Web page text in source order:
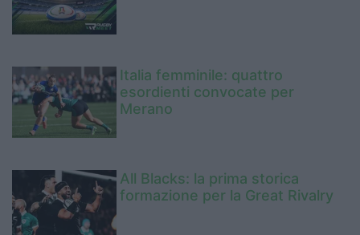
Italia femminile: quattro
esordienti convocate per
Merano
All Blacks: la prima storica
formazione per la Great Rivalry